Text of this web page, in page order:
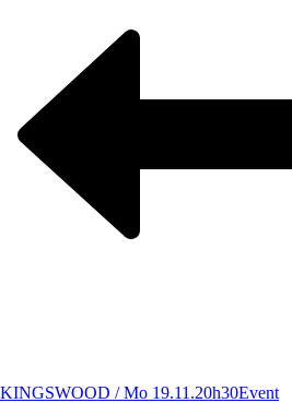
KINGSWOOD / Mo 19.11.20h30Event